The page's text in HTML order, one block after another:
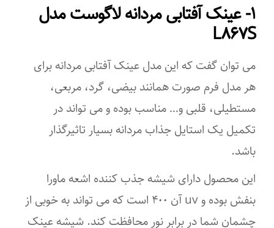
۱- عینک آفتابی مردانه لاگوست مدل
L۸۶۷S
می توان گفت که این مدل عینک آفتابی مردانه برای
هر مدل فرم صورت همانند بیضی، گرد، مربعی،
مستطیلی، قلبی و… مناسب بوده و می تواند در
تکمیل یک استایل جذاب مردانه بسیار تاثیرگذار
باشد.
این محصول دارای شیشه جذب کننده اشعه ماورا
بنفش بوده و uv آن ۴۰۰ است که می تواند به خوبی از
چشمان شما در برابر نور محافظت کند. شیشه عینک